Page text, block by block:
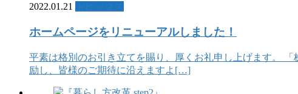
2022.01.21
ホームページをリニューアルしました！
平素は格別のお引き立てを賜り、厚くお礼申し上げます。
励し、皆様のご期待に沿えますよ[…]